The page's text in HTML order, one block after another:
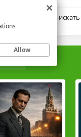
Allow